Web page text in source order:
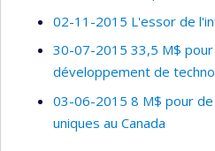
02-11-2015 L'essor de
30-07-2015 33,5 M$
développement de
03-06-2015 8 M$ pour
uniques au Canada